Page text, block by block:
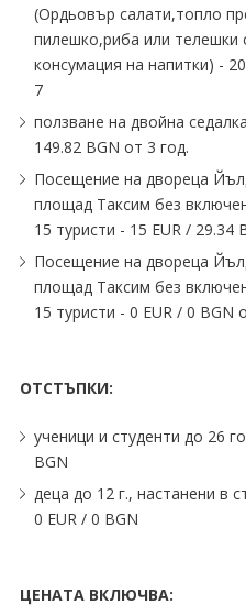
(Ордьовър салати,топло
пилешко,риба или телешки
консумация на напитки) -
7
ползване на двойна
149.82 BGN от 3 год.
Посещение на двореца
площад Таксим без
15 туристи - 15 EUR ∕ 29.34
Посещение на двореца
площад Таксим без
15 туристи - 0 EUR ∕ 0 BGN
ОТСТЪПКИ:
ученици и студенти до 26
BGN
деца до 12 г., настанени в
0 EUR ∕ 0 BGN
ЦЕНАТА ВКЛЮЧВА: